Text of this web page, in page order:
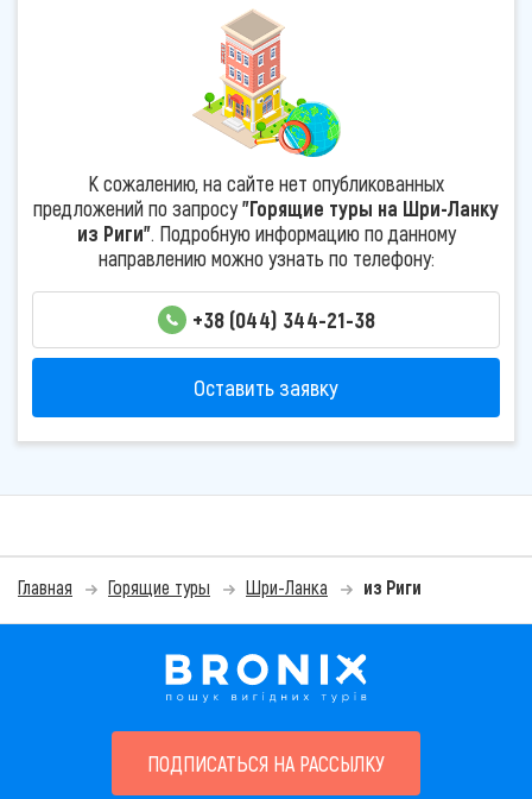
К сожалению, на сайте нет опубликованных
предложений по запросу"Горящие туры на Шри-Ланку
из Риги". Подробную информацию по данному
направлению можно узнать по телефону:
+38 (044) 344-21-38
Оставить заявку
Главная Горящие туры Шри-Ланка из Риги
ПОДПИСАТЬСЯ НА РАССЫЛКУ